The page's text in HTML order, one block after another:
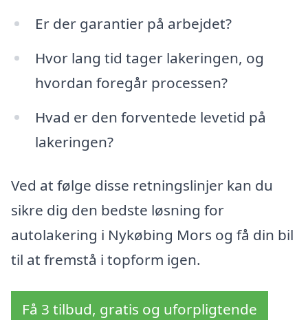
Er der garantier på arbejdet?
Hvor lang tid tager lakeringen, og
hvordan foregår processen?
Hvad er den forventede levetid på
lakeringen?
Ved at følge disse retningslinjer kan du
sikre dig den bedste løsning for
autolakering i Nykøbing Mors og få din bil
til at fremstå i topform igen.
Få 3 tilbud, gratis og uforpligtende